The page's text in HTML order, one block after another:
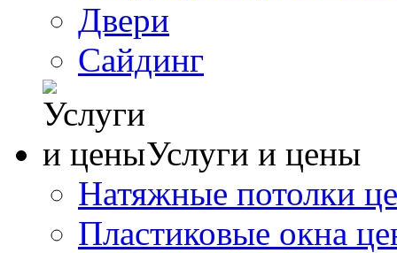
Двери
Сайдинг
Услуги и цены
Натяжные потолки
Пластиковые окна